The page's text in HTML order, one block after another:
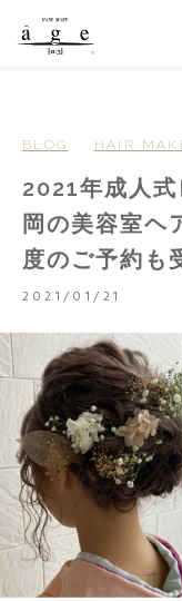
BLOG HAIR
2021年成人
岡の美容室ヘ
度のご予約も
2021/01/21